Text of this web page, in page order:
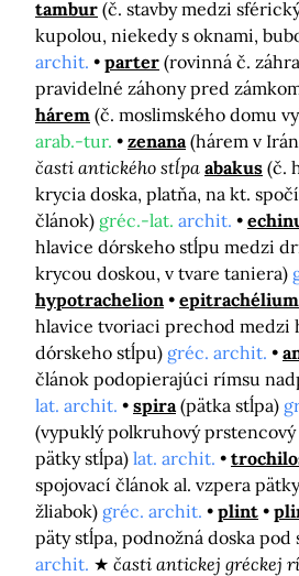
tambur (č. stavby medzi
kupolou, niekedy s oknami,
archit.
parter (rovinná č.
pravidelné záhony pred
hárem (č. moslimského domu
arab.-tur.
zenana (hárem v
časti antického stĺpa abakus (č.
krycia doska, platňa, na kt.
článok) gréc.-lat. archit.
hlavice dórskeho stĺpu medzi
krycou doskou, v tvare taniera)
hypotrachelion
epitrachélium
hlavice tvoriaci prechod medzi
dórskeho stĺpu) gréc. archit.
článok podopierajúci rímsu
lat. archit.
spira (pätka stĺpa)
(vypuklý polkruhový
pätky stĺpa) lat. archit.
spojovací článok al. vzpera
žliabok) gréc. archit. plint
päty stĺpa, podnožná doska pod
archit.
časti antickej gréckej